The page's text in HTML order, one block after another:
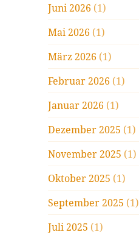
Juni 2026 (1)
Mai 2026 (1)
März 2026 (1)
Februar 2026 (1)
Januar 2026 (1)
Dezember 2025 (1)
November 2025 (1)
Oktober 2025 (1)
September 2025 (1)
Juli 2025 (1)